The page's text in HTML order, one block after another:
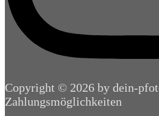
Copyright © 2026 by dein-
Zahlungsmöglichkeiten